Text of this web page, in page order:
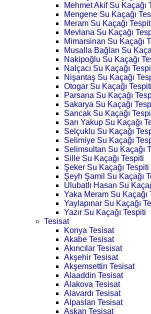
Mehmet Akif Su Kaçağı
Mengene Su Kaçağı
Meram Su Kaçağı
Mevlana Su Kaçağı
Mimarsinan Su Kaçağı
Musalla Bağları Su
Nakipoğlu Su Kaçağı
Nalçacı Su Kaçağı
Nişantaş Su Kaçağı
Otogar Su Kaçağı Tespiti
Parsana Su Kaçağı
Sakarya Su Kaçağı
Sancak Su Kaçağı
Sarı Yakup Su Kaçağı
Selçuklu Su Kaçağı
Selimiye Su Kaçağı
Selimsultan Su Kaçağı
Sille Su Kaçağı Tespiti
Şeker Su Kaçağı Tespiti
Şeyh Şamil Su Kaçağı
Ulubatlı Hasan Su
Yaka Meram Su Kaçağı
Yaylapınar Su Kaçağı
Yazır Su Kaçağı Tespiti
Tesisat
Konya Tesisat
Akabe Tesisat
Akıncılar Tesisat
Akşehir Tesisat
Akşemsettin Tesisat
Alaaddin Tesisat
Alakova Tesisat
Alavardı Tesisat
Alpaslan Tesisat
Aşkan Tesisat